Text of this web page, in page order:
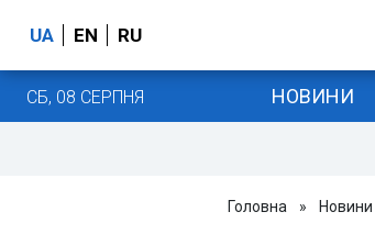
UA EN RU
СБ, 08 СЕРПНЯ НОВИНИ
Головна » Новини